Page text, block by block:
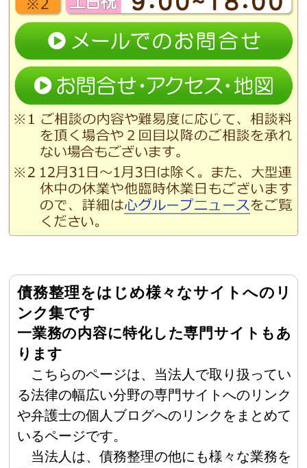
債務整理をはじめ様々なサイトへのリ
ンク集です
一業務の内容に特化した専門サイトもあ
ります
こちらのページは、当法人で取り扱ってい
る法律の幅広い分野の専門サイトへのリンク
や弁護士の個人ブログへのリンクをまとめて
いるページです。
当法人は、債務整理の他にも様々な業務を